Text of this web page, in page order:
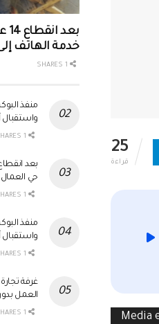
25
قراءة
Media
خدمة الهاتف
منفذ
واستقبال
حي العمال
منفذ
واستقبال
غرفة
العمل